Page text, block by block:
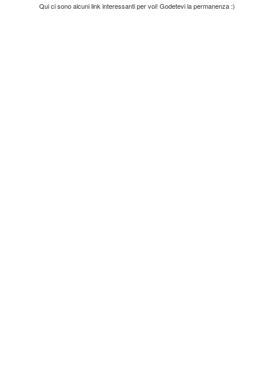
Qui ci sono alcuni link interessanti per voi! Godetevi la permanenza :)